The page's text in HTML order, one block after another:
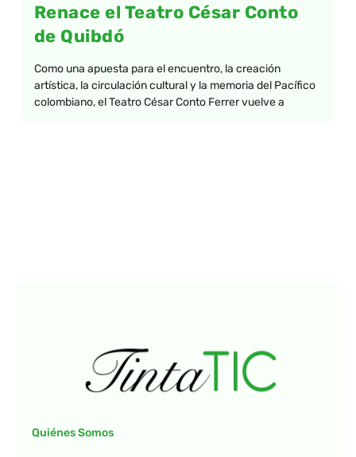
Renace el Teatro César Conto
de Quibdó
Como una apuesta para el encuentro, la creación
artística, la circulación cultural y la memoria del Pacífico
colombiano, el Teatro César Conto Ferrer vuelve a
Quiénes Somos